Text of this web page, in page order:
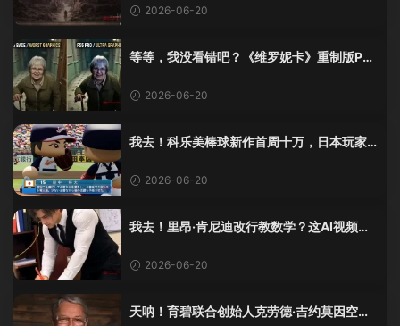
2026-06-20
等等，我没看错吧？《维罗妮卡》重制版PS
2026-06-20
我去！科乐美棒球新作首周十万，日本玩家
2026-06-20
我去！里昂·肯尼迪改行教数学？这AI视频全
2026-06-20
天呐！育碧联合创始人克劳德·吉约莫因空难